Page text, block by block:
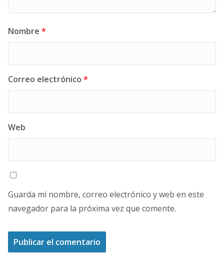
Nombre *
Correo electrónico *
Web
Guarda mi nombre, correo electrónico y web en este
navegador para la próxima vez que comente.